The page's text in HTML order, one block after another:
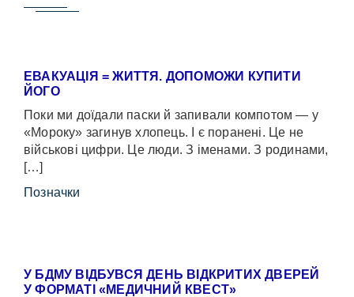
ЕВАКУАЦІЯ = ЖИТТЯ. ДОПОМОЖИ КУПИТИ
ЙОГО
Поки ми доїдали паски й запивали компотом — у
«Мороку» загинув хлопець. І є поранені. Це не
військові цифри. Це люди. З іменами. З родинами,
[…]
Позначки
У БДМУ ВІДБУВСЯ ДЕНЬ ВІДКРИТИХ ДВЕРЕЙ
У ФОРМАТІ «МЕДИЧНИЙ КВЕСТ»